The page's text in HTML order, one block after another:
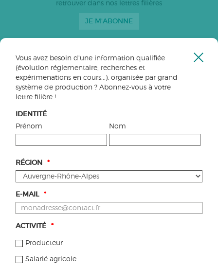
Porcs
Volailles
Apiculture
retrouver dans nos lettres filières
JE M'ABONNE
SUIVEZ-NOUS
Retrouvez-nous sur
Vous avez besoin d'une information qualifiée
(évolution réglementaire, recherches et
expérimenations en cours...), organisée par grand
système de production ? Abonnez-vous à votre
lettre filière !
IDENTITÉ
Prénom
Nom
RÉGION *
E-MAIL *
ACTIVITÉ *
Producteur
Salarié agricole